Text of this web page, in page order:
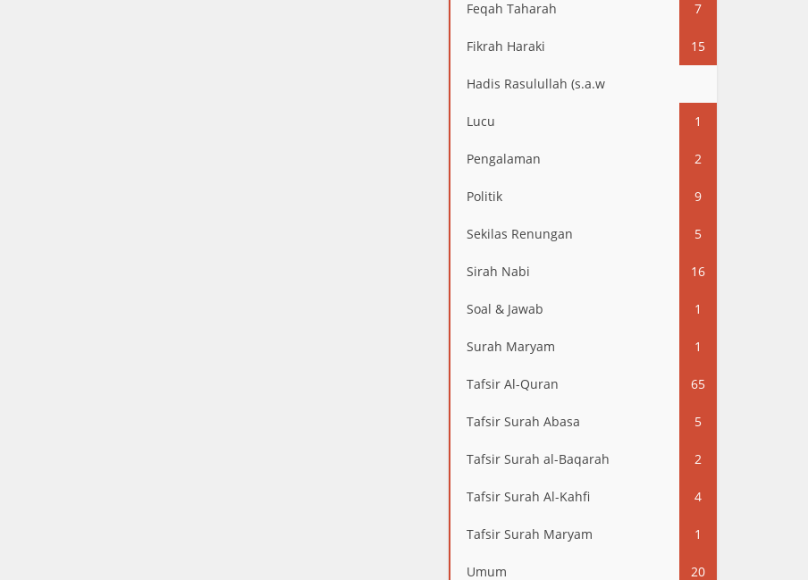
Feqah Taharah 7
Fikrah Haraki 15
Hadis Rasulullah (s.a.w
Lucu 1
Pengalaman 2
Politik 9
Sekilas Renungan 5
Sirah Nabi 16
Soal & Jawab 1
Surah Maryam 1
Tafsir Al-Quran 65
Tafsir Surah Abasa 5
Tafsir Surah al-Baqarah 2
Tafsir Surah Al-Kahfi 4
Tafsir Surah Maryam 1
Umum 20